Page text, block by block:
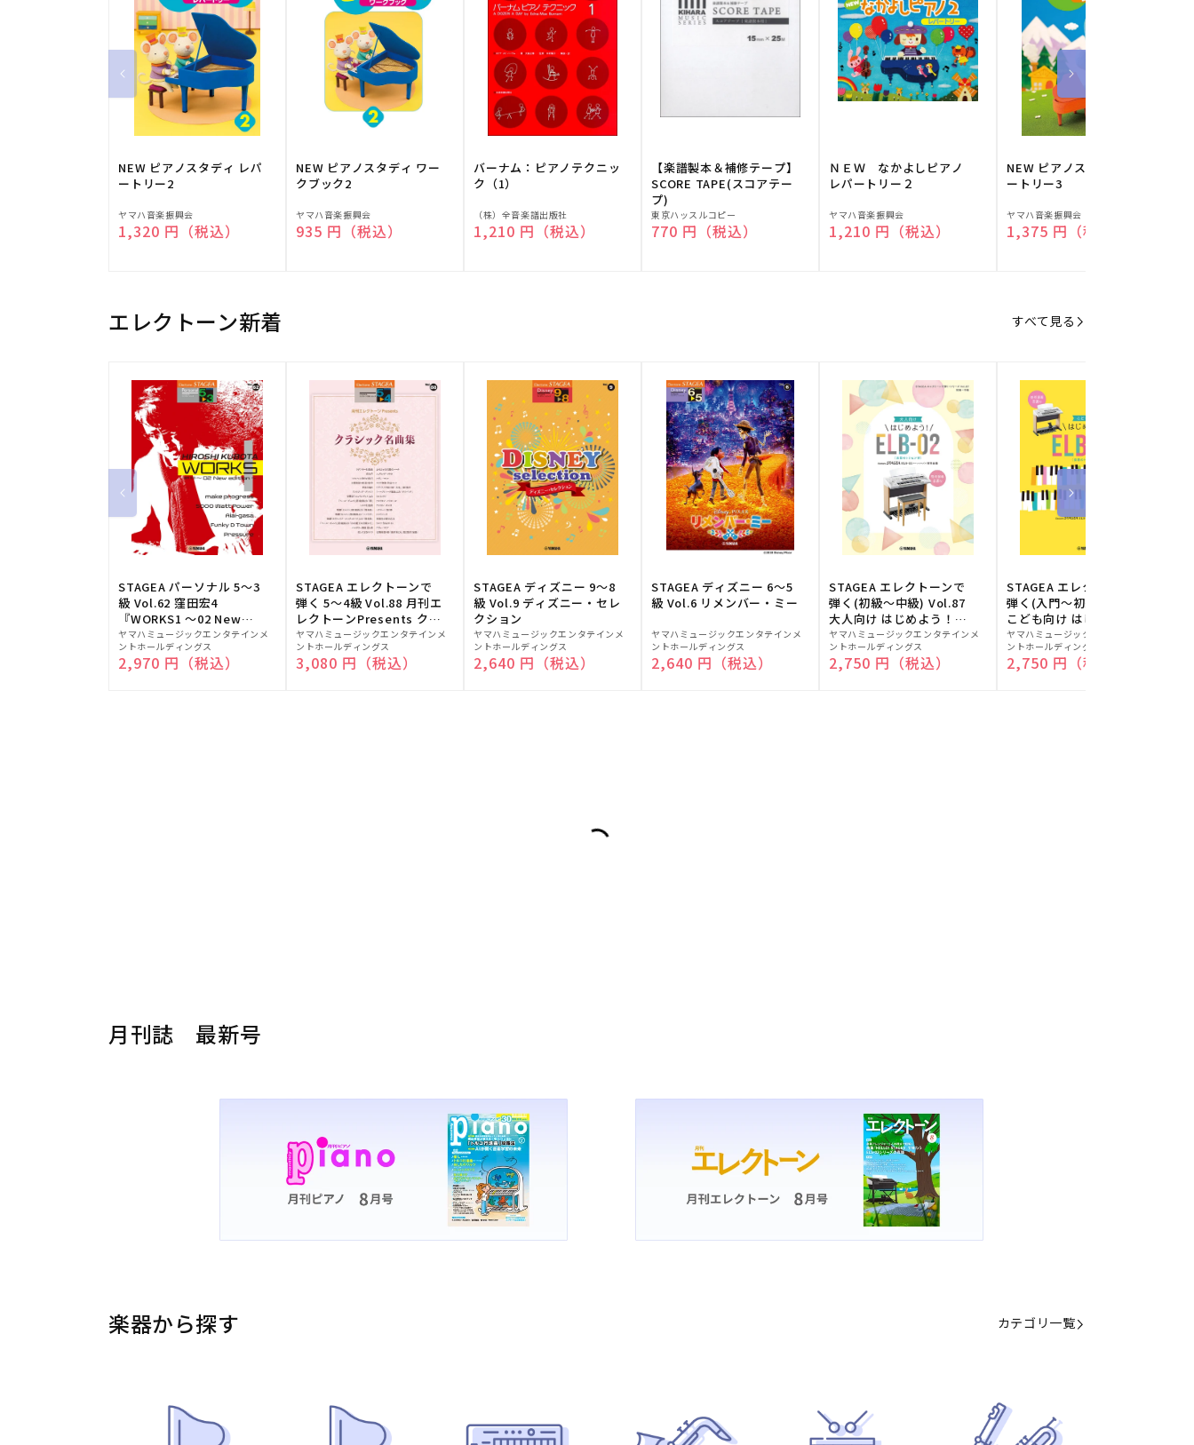
NEW ピアノスタディ レパ
ートリー2
販
売
ヤマハ音楽振興会
通常価格
1,320 円（税込）
NEW ピアノスタディ ワー
クブック2
販
売
ヤマハ音楽振興会
通常価格
935 円（税込）
バーナム：ピアノテクニッ
ク（1）
販
売
（株）全音楽譜出版社
通常価格
1,210 円（税込）
【楽譜製本＆補修テープ】
SCORE TAPE(スコアテー
プ)
販
売
東京ハッスルコピー
通常価格
770 円（税込）
ＮＥＷ なかよしピアノ
レパートリー２
販
売
ヤマハ音楽振興会
通常価格
1,210 円（税込）
NEW ピアノスタディ レパ
ートリー3
販
売
ヤマハ音楽振興会
通常価格
1,375 円（税込）
エレクトーン新着 すべて見る
STAGEA パーソナル 5～3
級 Vol.62 窪田宏4
『WORKS1 ～02 New
edition～』
販
売
元:
ヤマハミュージックエンタテインメ
ントホールディングス
通常価格
2,970 円（税込）
STAGEA エレクトーンで
弾く 5～4級 Vol.88 月刊エ
レクトーンPresents クラ
シック名曲集
販
売
元:
ヤマハミュージックエンタテインメ
ントホールディングス
通常価格
3,080 円（税込）
STAGEA ディズニー 9～8
級 Vol.9 ディズニー・セレ
クション
販
売
元:
ヤマハミュージックエンタテインメ
ントホールディングス
通常価格
2,640 円（税込）
STAGEA ディズニー 6～5
級 Vol.6 リメンバー・ミー
販
売
元:
ヤマハミュージックエンタテインメ
ントホールディングス
通常価格
2,640 円（税込）
STAGEA エレクトーンで
弾く(初級～中級) Vol.87
大人向け はじめよう！
ELB-02(楽器のトリセツ
付)
販
売
元:
ヤマハミュージックエンタテインメ
ントホールディングス
通常価格
2,750 円（税込）
STAGEA エレクトーンで
弾く(入門～初級) Vol.86
こども向け はじめよう！
ELB-02(楽器のトリセツ
付)
販
売
元:
ヤマハミュージックエンタテインメ
ントホールディングス
通常価格
2,750 円（税込）
楽器から探す